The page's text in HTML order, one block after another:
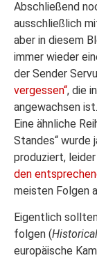
Abschließend
ausschließlich
aber in diesem
immer wieder
der Sender
vergessen“, die
angewachsen ist.
Eine ähnliche
Standes“ wurde
produziert,
den
meisten Folgen
Eigentlich
folgen (
europäische